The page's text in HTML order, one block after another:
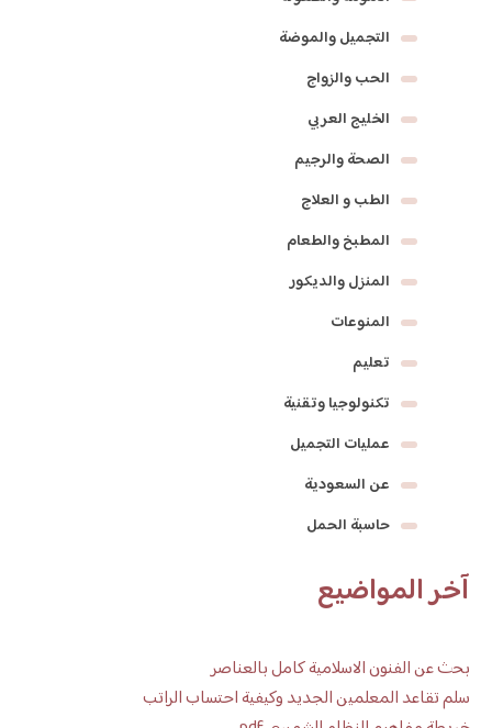
التجميل والموضة
الحب والزواج
الخليج العربي
الصحة والرجيم
الطب و العلاج
المطبخ والطعام
المنزل والديكور
المنوعات
تعليم
تكنولوجيا وتقنية
عمليات التجميل
عن السعودية
حاسبة الحمل
آخر المواضيع
بحث عن الفنون الاسلامية كامل بالعناصر
سلم تقاعد المعلمين الجديد وكيفية احتساب الراتب